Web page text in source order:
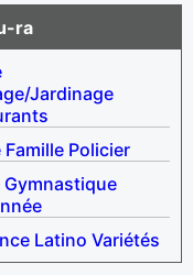
ra
Jardinage
Famille Policier
Gymnastique
Latino Variétés